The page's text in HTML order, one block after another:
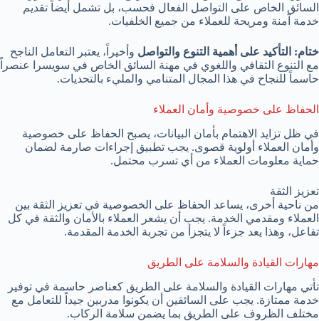
السائق الخاص على التواصل الفعال فحسب، بل تشمل أيضاً تقديم
خدمة آمنة ومريحة للعملاء من جميع الخلفيات.
ختام: التأكيد على أهمية التنوع والتواصل وأخيراً، يعتبر التعامل الناجح
مع التنوع الثقافي واللغوي في مهنة السائق الخاص في سويسرا عنصراً
حاسماً للنجاح في هذا المجال المتنامي والمليء بالتحديات.
الحفاظ على خصوصية وأمان العملاء
في ظل تزايد الاهتمام بأمان البيانات، يصبح الحفاظ على خصوصية
وأمان العملاء أولوية قصوى. يجب تطبيق إجراءات صارمة لضمان
حماية معلومات العملاء من أي تسرب محتمل.
تعزيز الثقة
من ناحية أخرى، يساعد الحفاظ على الخصوصية في تعزيز الثقة بين
العملاء ومقدمي الخدمة. يجب أن يشعر العملاء بالأمان والثقة في كل
تفاعل، وهذا يعد جزءاً لا يتجزأ من تجربة الخدمة المقدمة.
مهارات القيادة والسلامة على الطريق
تأتي مهارات القيادة والسلامة على الطريق كعناصر حاسمة في توفير
خدمة ممتازة. يجب على السائقين أن يكونوا مدربين جيداً للتعامل مع
مختلف الظروف على الطريق بما يضمن سلامة الركاب.